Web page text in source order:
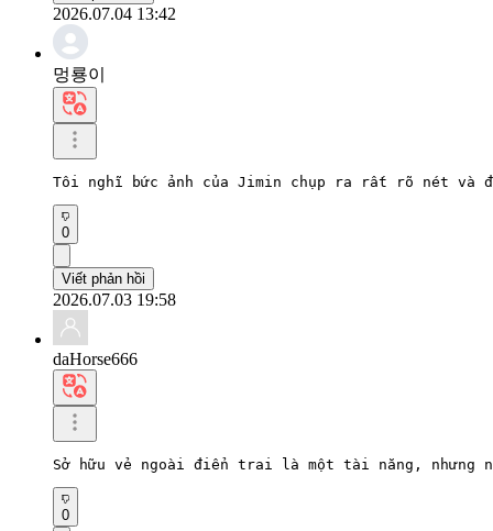
2026.07.04 13:42
멍룡이
Tôi nghĩ bức ảnh của Jimin chụp ra rất rõ nét và
0
Viết phản hồi
2026.07.03 19:58
daHorse666
Sở hữu vẻ ngoài điển trai là một tài năng, nhưng
0